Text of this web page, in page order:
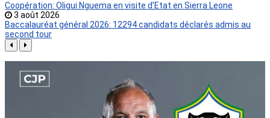
Coopération: Oligui Nguema en visite d’Etat en Sierra Leone
3 août 2026
Baccalauréat général 2026: 12294 candidats déclarés admis au
second tour